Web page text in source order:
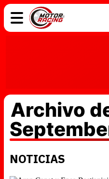
Archivo
NOTICIAS